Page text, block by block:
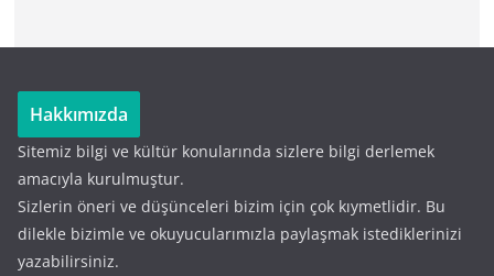
Hakkımızda
Sitemiz bilgi ve kültür konularında sizlere bilgi derlemek
amacıyla kurulmuştur.
Sizlerin öneri ve düşünceleri bizim için çok kıymetlidir. Bu
dilekle bizimle ve okuyucularımızla paylaşmak istediklerinizi
yazabilirsiniz.